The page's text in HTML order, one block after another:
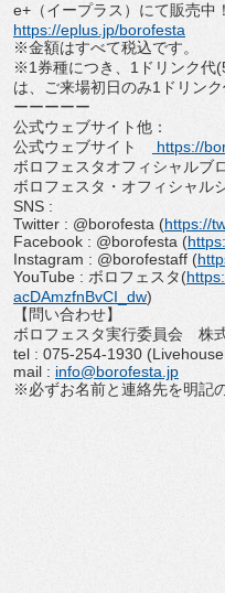
e+（イープラス）にて販売中！
https://eplus.jp/borofesta
※金額はすべて税込です。
※1券種につき、1ドリンク代
は、ご来場初日のみ1ドリンク
ーーーーー
公式ウェブサイト他：
公式ウェブサイト
https://
ボロフェスタオフィシャルブ
ボロフェスタ・オフィシャル
SNS :
Twitter : @borofesta (https://
Facebook : @borofesta (
Instagram : @borofestaff (
YouTube : ボロフェスタ(
acDAmzfnBvCI_ dw)
【問い合わせ】
ボロフェスタ実行委員会 株
tel : 075-254-1930
mail : info@borofesta.jp
※必ずお名前と連絡先を明記